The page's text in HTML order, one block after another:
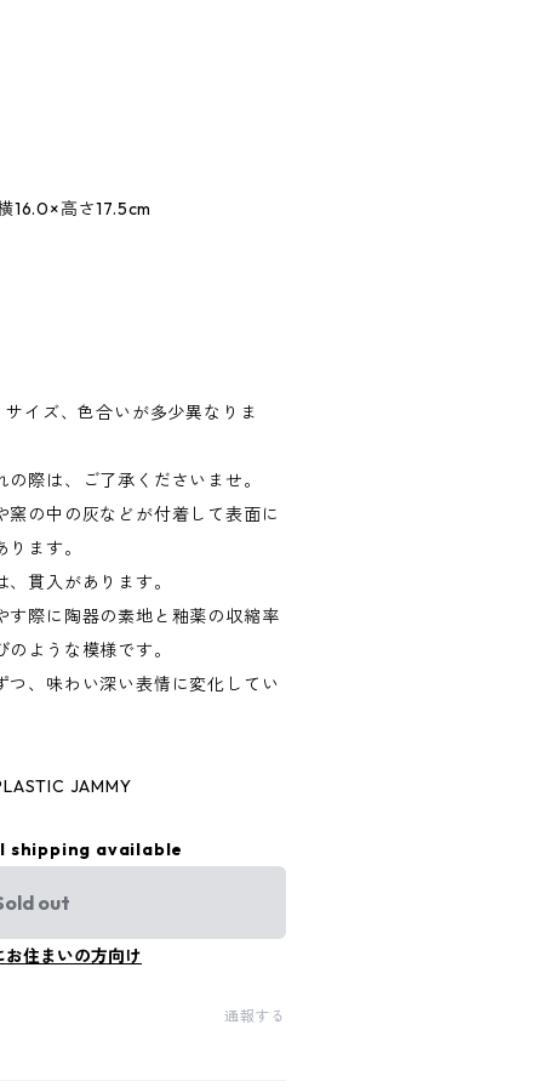
高さ17.5cm
イズ、色合いが多少異なりま
際は、ご了承くださいませ。
の中の灰などが付着して表面に
ます。
貫入があります。
際に陶器の素地と釉薬の収縮率
ような模様です。
つ、味わい深い表情に変化してい
JAMMY
shipping available
out
お住まいの方向け
通報する